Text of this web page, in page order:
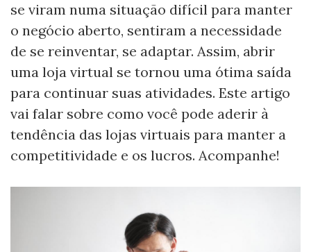
se viram numa situação difícil para manter
o negócio aberto, sentiram a necessidade
de se reinventar, se adaptar. Assim, abrir
uma loja virtual se tornou uma ótima saída
para continuar suas atividades. Este artigo
vai falar sobre como você pode aderir à
tendência das lojas virtuais para manter a
competitividade e os lucros. Acompanhe!